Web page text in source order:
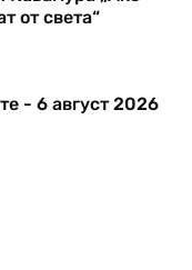
от света“
- 6 август 2026